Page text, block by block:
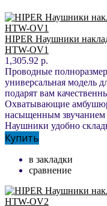
HIPER Наушники
HTW-OV1
1,305.92 р.
Проводные
универсальная модель
подарят вам
Охватывающие
насыщенным
Наушники удобно
Купить
в закладки
сравнение